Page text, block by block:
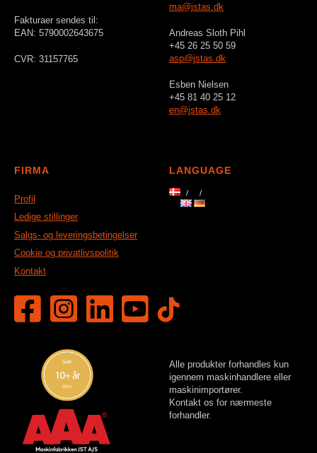
Fakturaer sendes til:
EAN: 5790002643675
CVR: 31157765
ma@jstas.dk
Andreas Sloth Pihl
+45 26 25 50 59
asp@jstas.dk
Esben Nielsen
+45 81 40 25 12
en@jstas.dk
FIRMA
Profil
Ledige stillinger
Salgs- og leveringsbetingelser
Cookie og privatlivspolitik
Kontakt
LANGUAGE
Alle produkter forhandles kun
igennem maskinhandlere eller
maskinimportører.
Kontakt os for nærmeste
forhandler.